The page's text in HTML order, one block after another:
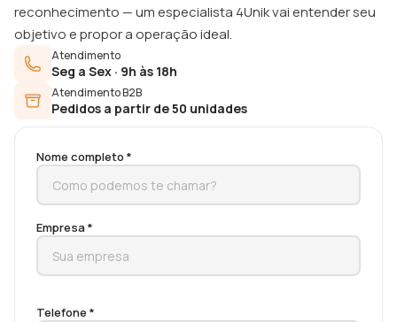
reconhecimento — um especialista 4Unik vai entender seu
objetivo e propor a operação ideal.
Atendimento
Seg a Sex · 9h às 18h
Atendimento B2B
Pedidos a partir de 50 unidades
Nome completo *
Empresa *
Telefone *